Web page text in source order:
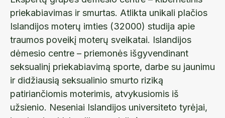
priekabiavimas ir smurtas. Atlikta unikali plačios
Islandijos moterų imties (32000) studija apie
traumos poveikį moterų sveikatai. Islandijos
dėmesio centre – priemonės išgyvendinant
seksualinį priekabiavimą sporte, darbe su jaunimu
ir didžiausią seksualinio smurto riziką
patiriančiomis moterimis, atvykusiomis iš
užsienio. Neseniai Islandijos universiteto tyrėjai,